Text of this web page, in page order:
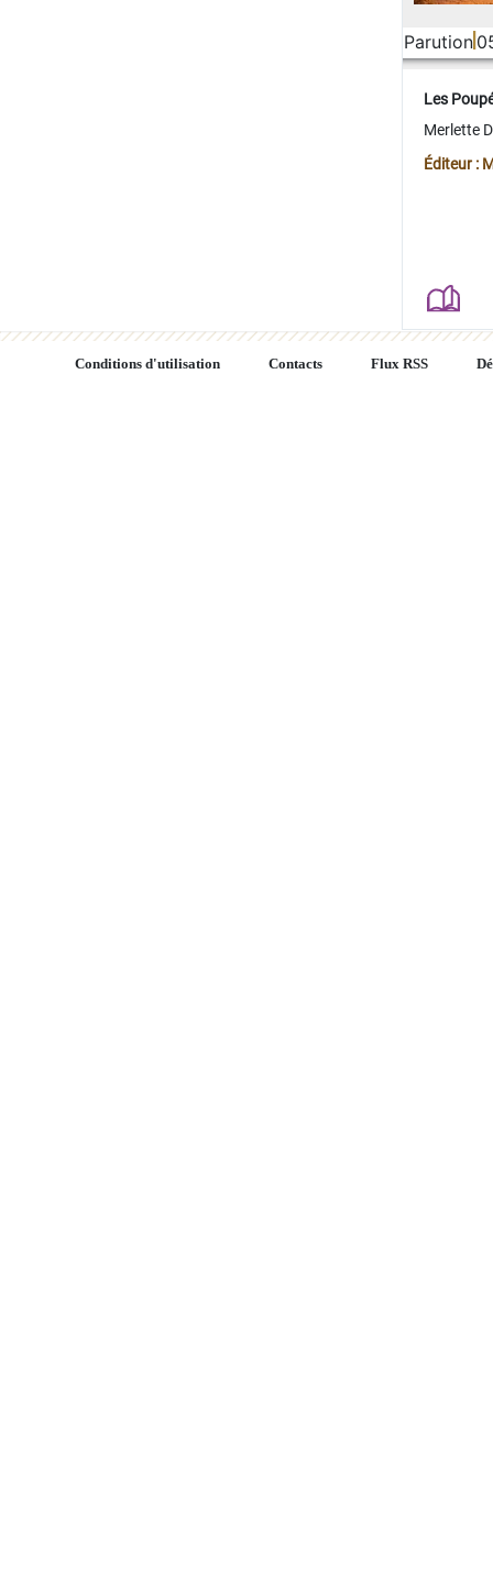
Parution
Les
Merlette
Éditeur :
Conditions d'utilisation Contacts Flux RSS